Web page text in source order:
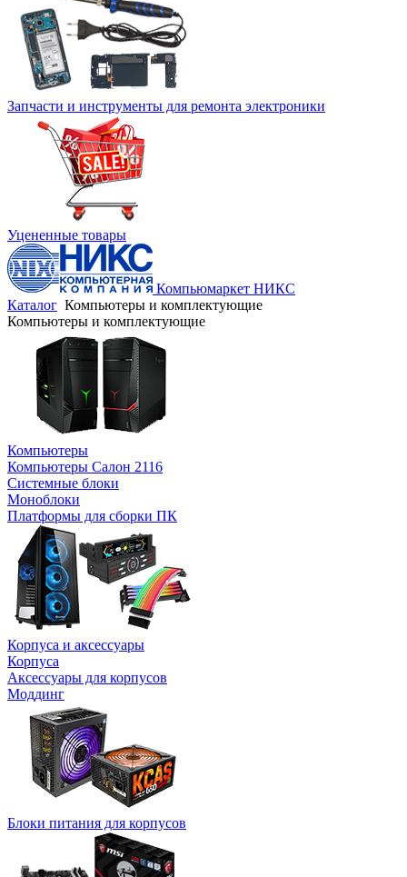
Запчасти и инструменты для ремонта электроники
Уцененные товары
Компьюмаркет НИКС
Каталог Компьютеры и комплектующие
Компьютеры и комплектующие
Компьютеры
Компьютеры Салон 2116
Системные блоки
Моноблоки
Платформы для сборки ПК
Корпуса и аксессуары
Корпуса
Аксессуары для корпусов
Моддинг
Блоки питания для корпусов